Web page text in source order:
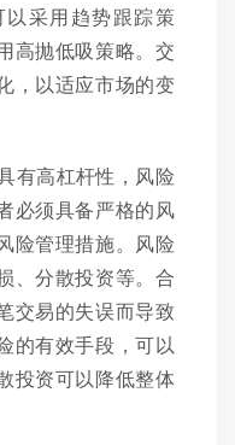
采用趋势跟踪策
高抛低吸策略。交
，以适应市场的变
有高杠杆性，风险
必须具备严格的风
险管理措施。风险
、分散投资等。合
交易的失误而导致
的有效手段，可以
投资可以降低整体